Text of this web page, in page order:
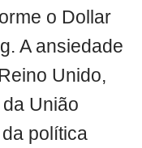
o Dollar
A ansiedade
Unido,
União
política